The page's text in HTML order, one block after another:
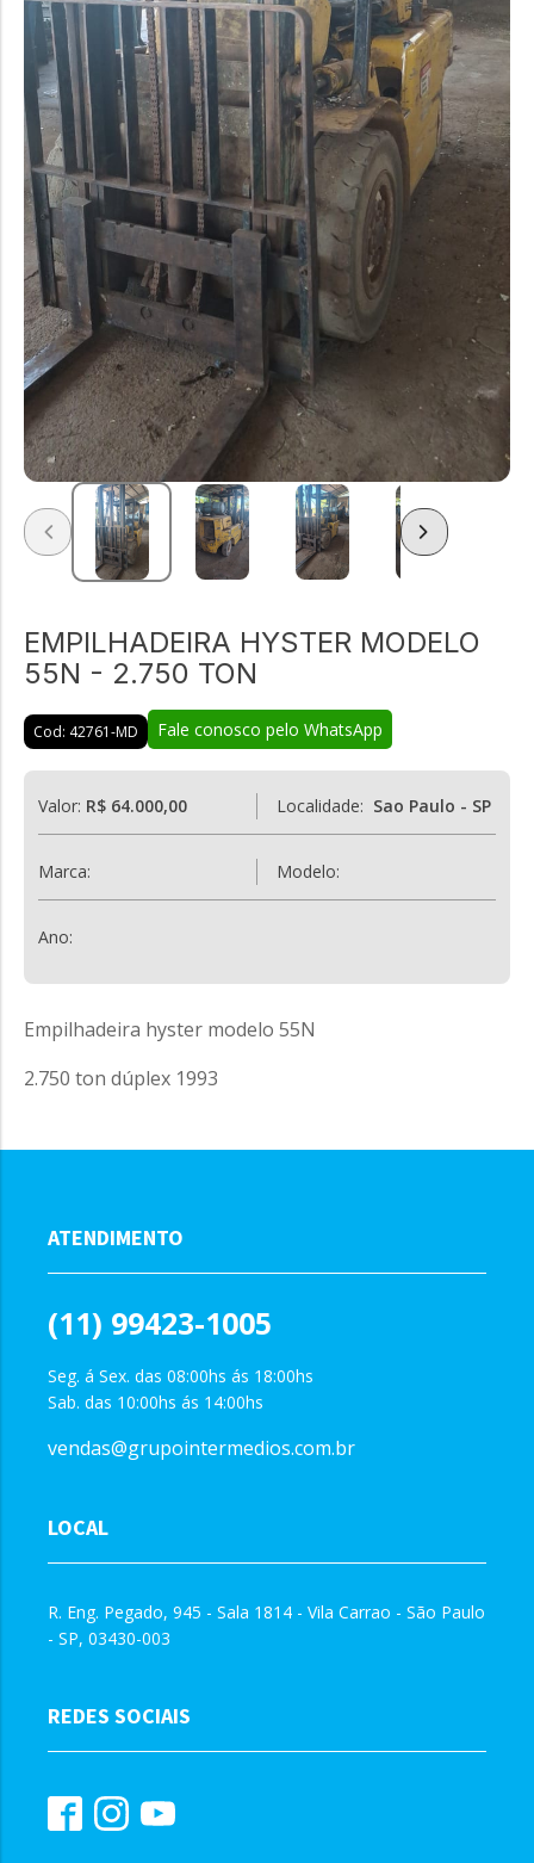
EMPILHADEIRA HYSTER MODELO
55N - 2.750 TON
Cod: 42761-MD Fale conosco pelo WhatsApp
Valor: R$ 64.000,00 Localidade: Sao Paulo - SP
Marca: Modelo:
Ano:
Empilhadeira hyster modelo 55N
2.750 ton dúplex 1993
ATENDIMENTO
(11) 99423-1005
Seg. á Sex. das 08:00hs ás 18:00hs
Sab. das 10:00hs ás 14:00hs
vendas@grupointermedios.com.br
LOCAL
R. Eng. Pegado, 945 - Sala 1814 - Vila Carrao - São Paulo
- SP, 03430-003
REDES SOCIAIS